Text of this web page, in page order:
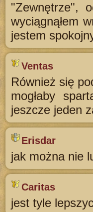
"Zewnętrze",
wyciągnąłem
jestem
Ventas
Również się
mogłaby
jeszcze jeden
Erisdar
jak można nie
Caritas
jest tyle